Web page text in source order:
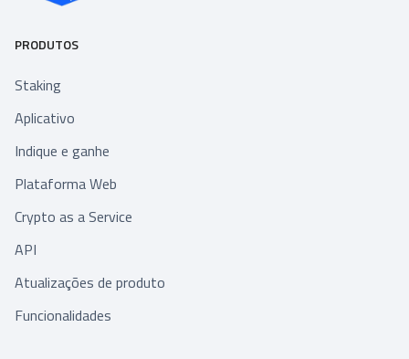
PRODUTOS
Staking
Aplicativo
Indique e ganhe
Plataforma Web
Crypto as a Service
API
Atualizações de produto
Funcionalidades